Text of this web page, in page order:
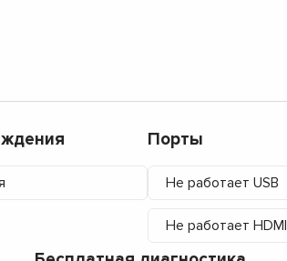
Порты
Не работает USB
Не работает HDMI